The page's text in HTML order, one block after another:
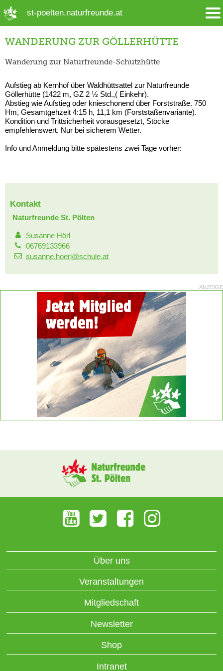
st-poelten.naturfreunde.at
WANDERUNG ZUR GÖLLERHÜTTE
Wanderung zur Naturfreunde-Schutzhütte
Aufstieg ab Kernhof über Waldhüttsattel zur Naturfreunde
Göllerhütte (1422 m, GZ 2 ½ Std.,( Einkehr).
Abstieg wie Aufstieg oder knieschonend über Forststraße. 750
Hm, Gesamtgehzeit 4:15 h, 11,1 km (Forststaßenvariante).
Kondition und Trittsicherheit vorausgesetzt, Stöcke
empfehlenswert. Nur bei sicherem Wetter.
Info und Anmeldung bitte spätestens zwei Tage vorher:
Kontakt
Naturfreunde St. Pölten
Susanne Hörl
06769133966
susanne.hoerl@schule.at
ANZEIGE
Über uns
Veranstaltungen
Mitgliedschaft
Newsletter
Shop
Intranet